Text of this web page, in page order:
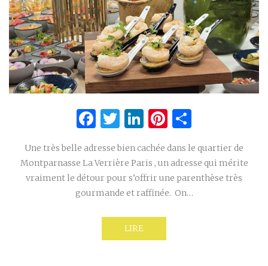
Facebook
Twitter
LinkedIn
Pinterest
Une très belle adresse bien cachée dans le quartier de
Montparnasse La Verrière Paris , un adresse qui mérite
vraiment le détour pour s’offrir une parenthèse très
gourmande et raffinée. On…
LIRE